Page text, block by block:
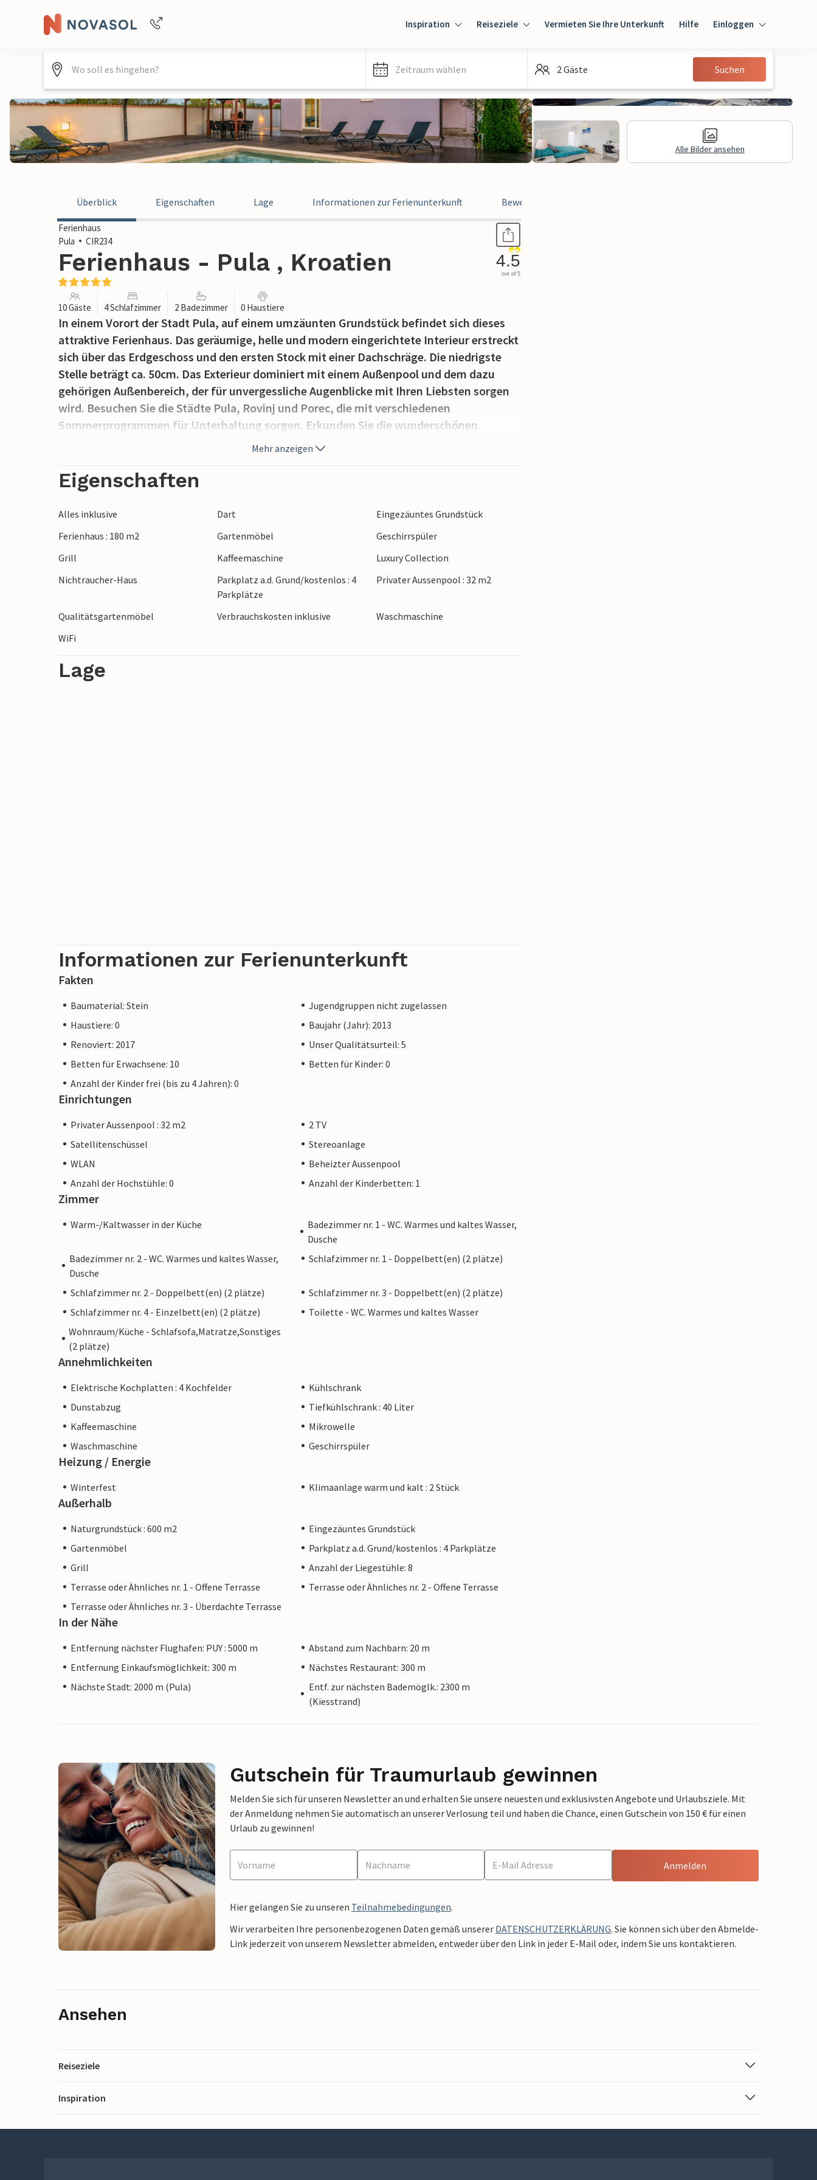
+4940688715475
Inspiration Reiseziele Vermieten Sie Ihre Unterkunft Hilfe Einloggen
Einloggen
Gast
Zeitraum wählen 2 Gäste Suchen
Alle Bilder ansehen
Überblick Eigenschaften Lage Informationen zur Ferienunterkunft Bewertungen
Ferienhaus
Pula
CIR234
Ferienhaus - Pula , Kroatien 4.5
out of 5
10 Gäste 4 Schlafzimmer 2 Badezimmer 0 Haustiere
In einem Vorort der Stadt Pula, auf einem umzäunten Grundstück befindet sich dieses
attraktive Ferienhaus. Das geräumige, helle und modern eingerichtete Interieur erstreckt
sich über das Erdgeschoss und den ersten Stock mit einer Dachschräge. Die niedrigste
Stelle beträgt ca. 50cm. Das Exterieur dominiert mit einem Außenpool und dem dazu
gehörigen Außenbereich, der für unvergessliche Augenblicke mit Ihren Liebsten sorgen
wird. Besuchen Sie die Städte Pula, Rovinj und Porec, die mit verschiedenen
Sommerprogrammen für Unterhaltung sorgen. Erkunden Sie die wunderschönen
Naturstrände dieser Region und verbringen Sie einen unvergesslichen Urlaub.
Mehr anzeigen
Eigenschaften
Alles inklusive Dart
Eingezäuntes Grundstück
Ferienhaus : 180 m2
Gartenmöbel
Geschirrspüler
Grill
Kaffeemaschine
Luxury Collection
Nichtraucher-Haus
Parkplatz a.d. Grund/kostenlos : 4
Parkplätze
Privater Aussenpool : 32 m2
Qualitätsgartenmöbel Verbrauchskosten inklusive
Waschmaschine
WiFi
Lage
Informationen zur Ferienunterkunft
Fakten
Baumaterial: Stein
Jugendgruppen nicht zugelassen
Haustiere: 0
Baujahr (Jahr): 2013
Renoviert: 2017
Unser Qualitätsurteil: 5
Betten für Erwachsene: 10
Betten für Kinder: 0
Anzahl der Kinder frei (bis zu 4 Jahren): 0
Einrichtungen
Privater Aussenpool : 32 m2
2 TV
Satellitenschüssel
Stereoanlage
WLAN
Beheizter Aussenpool
Anzahl der Hochstühle: 0
Anzahl der Kinderbetten: 1
Zimmer
Warm-/Kaltwasser in der Küche
Badezimmer nr. 1 - WC. Warmes und kaltes Wasser,
Dusche
Badezimmer nr. 2 - WC. Warmes und kaltes Wasser,
Dusche
Schlafzimmer nr. 1 - Doppelbett(en) (2 plätze)
Schlafzimmer nr. 2 - Doppelbett(en) (2 plätze)
Schlafzimmer nr. 3 - Doppelbett(en) (2 plätze)
Schlafzimmer nr. 4 - Einzelbett(en) (2 plätze)
Toilette - WC. Warmes und kaltes Wasser
Wohnraum/Küche - Schlafsofa,Matratze,Sonstiges
(2 plätze)
Annehmlichkeiten
Elektrische Kochplatten : 4 Kochfelder
Kühlschrank
Dunstabzug
Tiefkühlschrank : 40 Liter
Kaffeemaschine
Mikrowelle
Waschmaschine
Geschirrspüler
Heizung / Energie
Winterfest Klimaanlage warm und kalt : 2 Stück
Außerhalb
Naturgrundstück : 600 m2
Eingezäuntes Grundstück
Gartenmöbel
Parkplatz a.d. Grund/kostenlos : 4 Parkplätze
Grill
Anzahl der Liegestühle: 8
Terrasse oder Ähnliches nr. 1 - Offene Terrasse
Terrasse oder Ähnliches nr. 2 - Offene Terrasse
Terrasse oder Ähnliches nr. 3 - Überdachte Terrasse
In der Nähe
Entfernung nächster Flughafen: PUY : 5000 m
Abstand zum Nachbarn: 20 m
Entfernung Einkaufsmöglichkeit: 300 m
Nächstes Restaurant: 300 m
Nächste Stadt: 2000 m (Pula)
Entf. zur nächsten Bademöglk.: 2300 m
(Kiesstrand)
Gutschein für Traumurlaub gewinnen
Melden Sie sich für unseren Newsletter an und erhalten Sie unsere neuesten und exklusivsten Angebote und Urlaubsziele. Mit
der Anmeldung nehmen Sie automatisch an unserer Verlosung teil und haben die Chance, einen Gutschein von 150 € für einen
Urlaub zu gewinnen!
Anmelden
Hier gelangen Sie zu unseren Teilnahmebedingungen.
Wir verarbeiten Ihre personenbezogenen Daten gemäß unserer DATENSCHUTZERKLÄRUNG. Sie können sich über den Abmelde-
Link jederzeit von unserem Newsletter abmelden, entweder über den Link in jeder E-Mail oder, indem Sie uns kontaktieren.
Ansehen
Reiseziele
Inspiration